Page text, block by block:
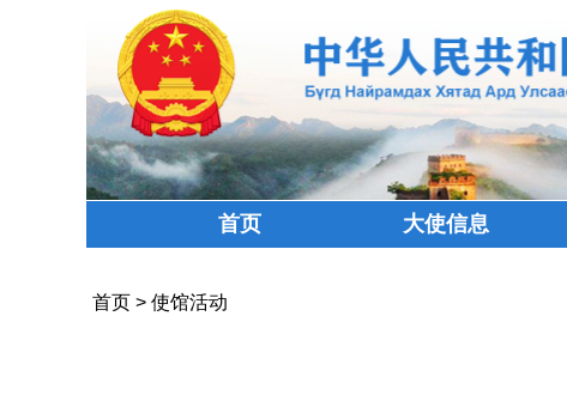
首页 大使信息
首页> 使馆活动